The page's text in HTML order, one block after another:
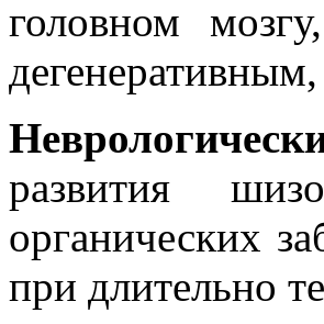
головном
развития
органических
при длительно